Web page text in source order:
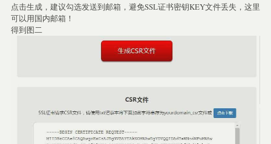
点击生成，建议勾选发送到邮箱，避免SSL证书密钥KEY文件丢失，这里
可以用国内邮箱！
得到图二